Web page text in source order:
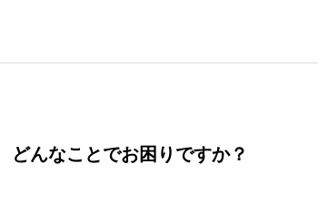
どんなことでお困りですか？